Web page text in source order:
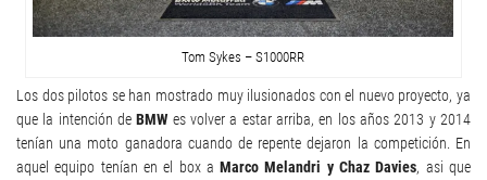
Tom Sykes – S1000RR
Los dos pilotos se han mostrado muy ilusionados con el nuevo proyecto, ya
que la intención deBMWes volver a estar arriba, en los años 2013 y 2014
tenían una moto ganadora cuando de repente dejaron la competición. En
aquel equipo tenían en el box aMarco Melandri y Chaz Davies, asi que